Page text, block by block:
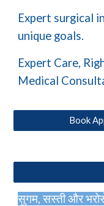
Expert surgical
unique goals.
Expert Care,
Medical
Book
सुगम, सस्ती और